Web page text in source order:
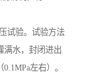
试验。试验方法
满水，封闭进出
左右）。